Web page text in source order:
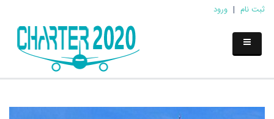
ثبت نام | ورود